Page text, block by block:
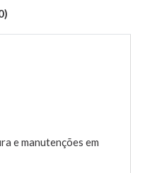
e manutenções em